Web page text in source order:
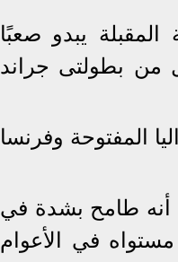
يبدو صعبًا
منها 7 انتصارات في كل من بطولتى جراند
بلقبى أستراليا المفتوحة وفرنسا
أنه طامح بشدة في
في الأعوام